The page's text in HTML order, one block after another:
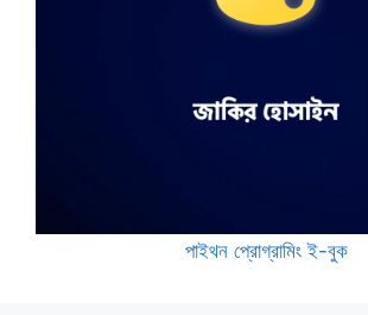
পাইথন প্রোগ্রামিং ই-বুক